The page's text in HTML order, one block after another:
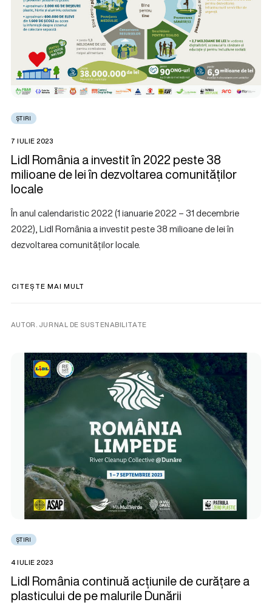
ȘTIRI
7 IULIE 2023
Lidl România a investit în 2022 peste 38
milioane de lei în dezvoltarea comunităților
locale
În anul calendaristic 2022 (1 ianuarie 2022 – 31 decembrie
2022), Lidl România a investit peste 38 milioane de lei în
dezvoltarea comunităților locale.
CITEȘTE MAI MULT
AUTOR. JURNAL DE SUSTENABILITATE
ȘTIRI
4 IULIE 2023
Lidl România continuă acțiunile de curățare a
plasticului de pe malurile Dunării